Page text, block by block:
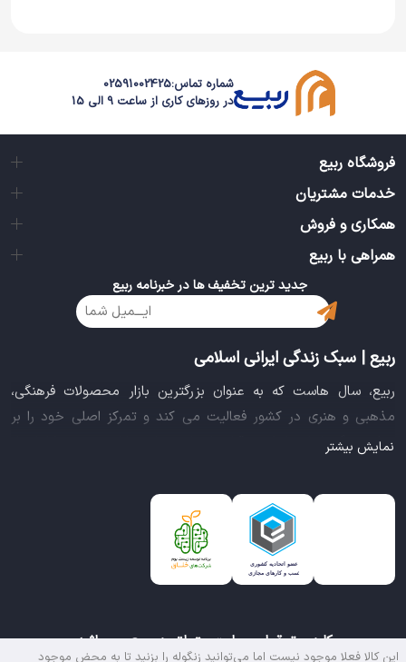
این کالا فعلا موجود نیست اما می‌توانید زنگوله را بزنید تا به محض موجود
شماره تماس:02591002425
در روزهای کاری از ساعت 9 الی 15
فروشگاه ربیع
خدمات مشتریان
همکاری و فروش
همراهی با ربیع
جدید ترین تخفیف ها در خبرنامه ربیع
ربیع | سبک زندگی ایرانی اسلامی
ربیع، سال هاست که به عنوان بزرگترین بازار محصولات فرهنگی،
مذهبی و هنری در کشور فعالیت می کند و تمرکز اصلی خود را بر
سبک زندگی ایرانی اسلامی قرار داده است. این بازار مجموعه کاملی از
شما را برای خرید اینترنتی کالاهای فرهنگی، مذهبی و هنری برآورده
ایده خلاقانه عرضه محصولات فرهنگی در بستر اینترنت باعث شد تا
ربیع، علاوه بر داشتن نماد اعتماد الکترونیکی و مجوز سازمان صنفی
مطمئن و آسان، پیشتاز باشد.
نمایش بیشتر
کلیه حقوق این سایت متعلق به ربیع می باشد.